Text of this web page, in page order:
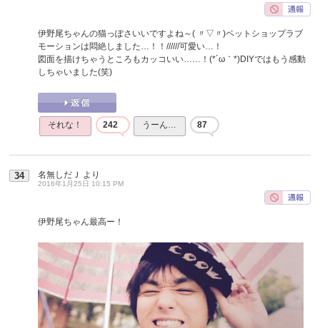
伊野尾ちゃんの猫っぽさいいですよね～( 〃▽〃)ペットショップラブ
モーションは悶絶しました…！！//////可愛い…！
図面を描けちゃうところもカッコいい……！(*´ω｀*)DIYではもう感動
しちゃいました(笑)
それな！ 242 うーん… 87
34 名無しだＪ より
2016年1月25日 10:15 PM
伊野尾ちゃん最高ー！